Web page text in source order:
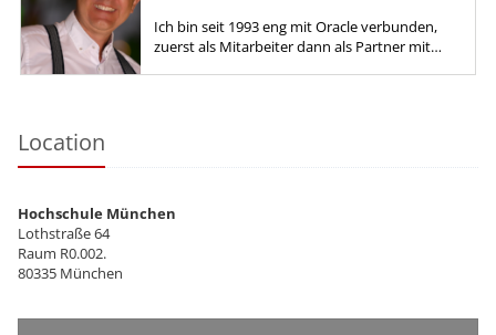
Ich bin seit 1993 eng mit Oracle verbunden,
zuerst als Mitarbeiter dann als Partner mit
Location
Hochschule München
Lothstraße 64
Raum R0.002.
80335 München